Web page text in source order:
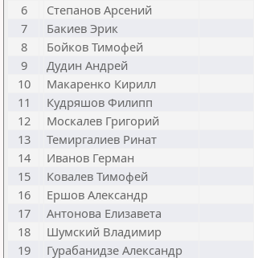
6
Степанов Арсений
7
Бакиев Эрик
8
Бойков Тимофей
9
Дудин Андрей
10
Макаренко Кирилл
11
Кудряшов Филипп
12
Москалев Григорий
13
Темиргалиев Ринат
14
Иванов Герман
15
Ковалев Тимофей
16
Ершов Александр
17
Антонова Елизавета
18
Шумский Владимир
19
Гурабанидзе Александр